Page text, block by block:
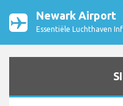
Newark Airport
Essentiële Luchthaven